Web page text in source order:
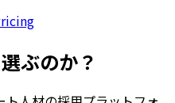
ぶのか？